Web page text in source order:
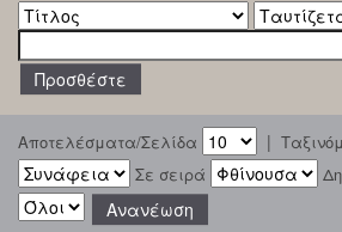
Αποτελέσματα/Σελίδα |
Σε σειρά